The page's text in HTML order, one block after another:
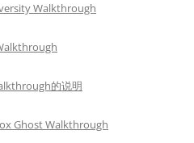
Walkthrough
的说明
Ghost Walkthrough